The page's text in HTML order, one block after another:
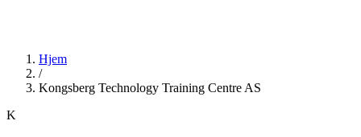
Hjem
/
Kongsberg Technology Training Centre AS
K